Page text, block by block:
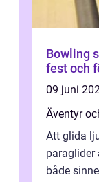
Bowling
fest och
09 juni
Äventyr
Att glida
paraglider
både